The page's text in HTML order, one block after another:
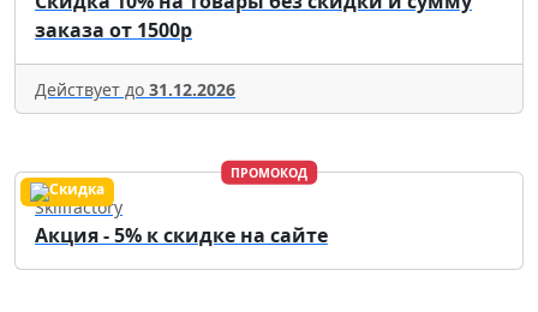
заказа от 1500р
Действует до 31.12.2026
ПРОМОКОД
Skillfactory
Акция - 5% к скидке на сайте